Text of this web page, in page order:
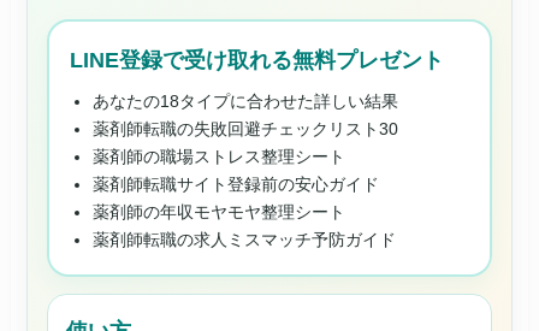
LINE登録で受け取れる無料プレゼント
あなたの18タイプに合わせた詳しい結果
薬剤師転職の失敗回避チェックリスト30
薬剤師の職場ストレス整理シート
薬剤師転職サイト登録前の安心ガイド
薬剤師の年収モヤモヤ整理シート
薬剤師転職の求人ミスマッチ予防ガイド